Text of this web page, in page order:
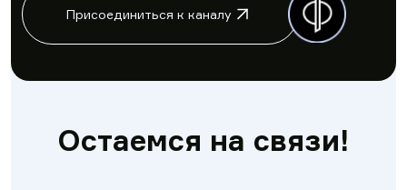
Присоединиться к каналу
Остаемся на связи!